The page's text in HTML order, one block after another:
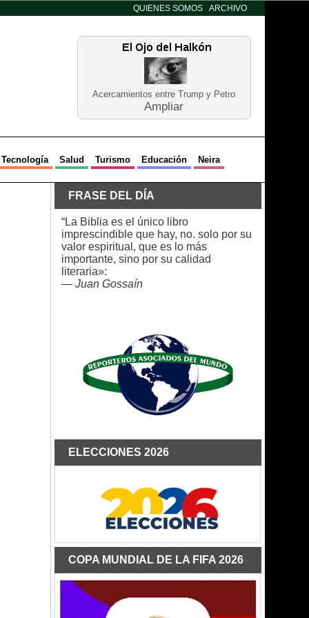
QUIENES SOMOS ARCHIVO
Acercamientos entre Trump y Petro
Ampliar
Tecnología Salud Turismo Educación Neira
FRASE DEL DÍA
“La Biblia es el único libro
imprescindible que hay, no. solo por su
valor espiritual, que es lo más
importante, sino por su calidad
literaria»:
— Juan Gossaín
ELECCIONES 2026
COPA MUNDIAL DE LA FIFA 2026